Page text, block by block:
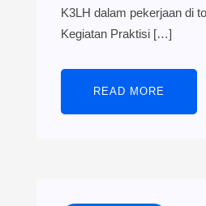
K3LH dalam pekerjaan di
Kegiatan Praktisi […]
READ MORE